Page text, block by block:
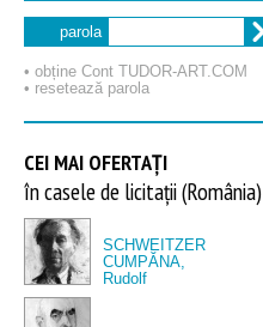
parola
• obține Cont TUDOR‑ART.COM
• resetează parola
CEI MAI OFERTAȚI
în casele de licitații (România)
SCHWEITZER
CUMPĂNA,
Rudolf